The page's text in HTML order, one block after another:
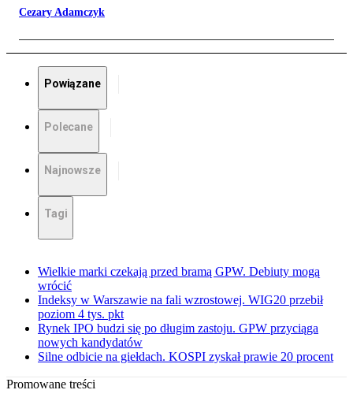
Cezary Adamczyk
Powiązane
Polecane
Najnowsze
Tagi
Wielkie marki czekają przed bramą GPW. Debiuty mogą
wrócić
Indeksy w Warszawie na fali wzrostowej. WIG20 przebił
poziom 4 tys. pkt
Rynek IPO budzi się po długim zastoju. GPW przyciąga
nowych kandydatów
Silne odbicie na giełdach. KOSPI zyskał prawie 20 procent
Promowane treści